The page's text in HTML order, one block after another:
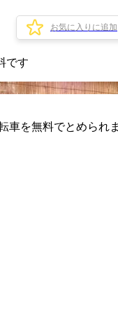
お気に入りに追加
です
車を無料でとめら